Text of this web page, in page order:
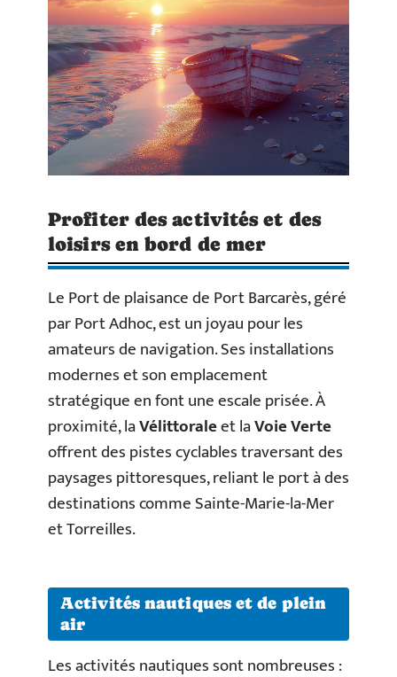
Profiter des activités et des
loisirs en bord de mer
Le Port de plaisance de Port Barcarès, géré
par Port Adhoc, est un joyau pour les
amateurs de navigation. Ses installations
modernes et son emplacement
stratégique en font une escale prisée. À
proximité, laVélittoraleet laVoie Verte
offrent des pistes cyclables traversant des
paysages pittoresques, reliant le port à des
destinations comme Sainte-Marie-la-Mer
et Torreilles.
Activités nautiques et de plein
air
Les activités nautiques sont nombreuses :